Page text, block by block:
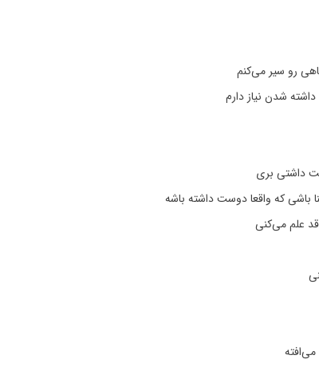
رو سیر می‌کنم
شدن نیاز دارم
داشتی بری
که واقعا دوست داشته باشه
علم می‌کنی